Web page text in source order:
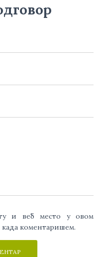
и веб место у овом
када коментаришем.